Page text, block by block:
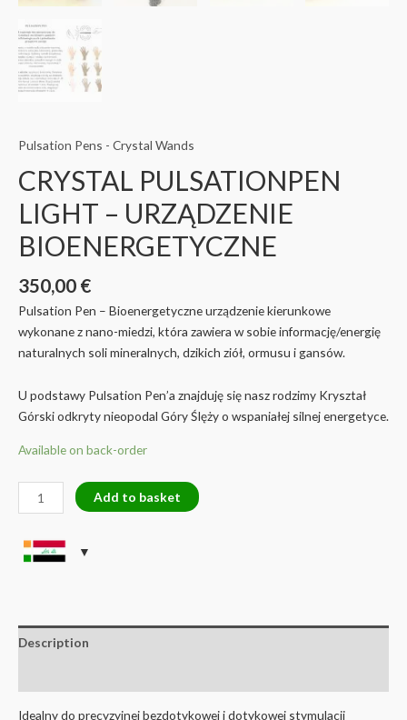
Pulsation Pens - Crystal Wands
CRYSTAL PULSATIONPEN
LIGHT – URZĄDZENIE
BIOENERGETYCZNE
350,00 €
Pulsation Pen – Bioenergetyczne urządzenie kierunkowe
wykonane z nano-miedzi, która zawiera w sobie informację/energię
naturalnych soli mineralnych, dzikich ziół, ormusu i gansów.
U podstawy Pulsation Pen’a znajduję się nasz rodzimy Kryształ
Górski odkryty nieopodal Góry Ślęży o wspaniałej silnej energetyce.
Available on back-order
CRYSTAL
PULSATIONPEN
Add to basket
Description
Idealny do precyzyjnej bezdotykowej i dotykowej stymulacji